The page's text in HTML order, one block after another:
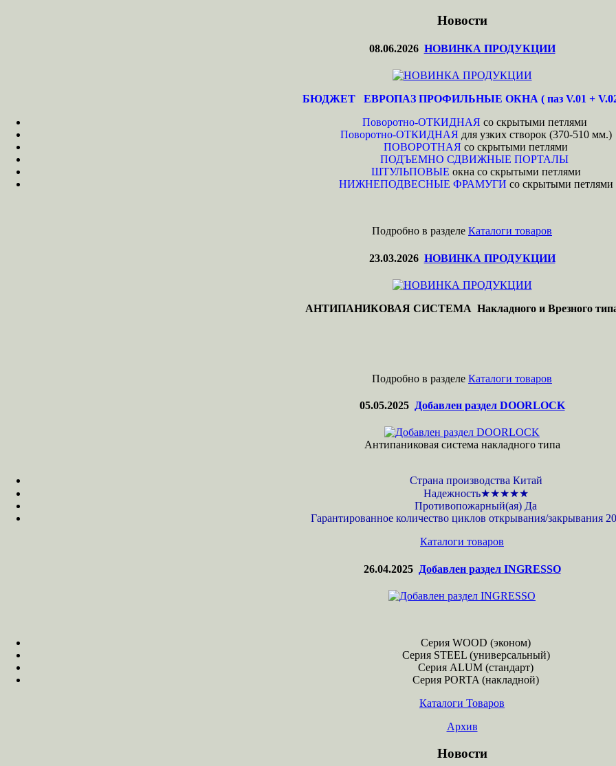
Новости
08.06.2026 НОВИНКА ПРОДУКЦИИ
БЮДЖЕТ ЕВРОПАЗ ПРОФИЛЬНЫЕ ОКНА ( паз V.01 +
Поворотно-ОТКИДНАЯ со скрытыми петлями
Поворотно-ОТКИДНАЯ для узких створок (370-510 мм.)
ПОВОРОТНАЯ со скрытыми петлями
ПОДЪЕМНО СДВИЖНЫЕ ПОРТАЛЫ
ШТУЛЬПОВЫЕ окна со скрытыми петлями
НИЖНЕПОДВЕСНЫЕ ФРАМУГИ со скрытыми петлями
Подробно в разделе Каталоги товаров
23.03.2026 НОВИНКА ПРОДУКЦИИ
АНТИПАНИКОВАЯ СИСТЕМА Накладного и Врезного
Подробно в разделе Каталоги товаров
05.05.2025 Добавлен раздел DOORLOCK
Антипаниковая система накладного типа
Страна производства Китай
Надежность★★★★★
Противопожарный(ая) Да
Гарантированное количество циклов открывания/закрывания
Каталоги товаров
26.04.2025 Добавлен раздел INGRESSO
Серия WOOD (эконом)
Серия STEEL (универсальный)
Серия ALUM (стандарт)
Серия PORTA (накладной)
Каталоги Товаров
Архив
Новости